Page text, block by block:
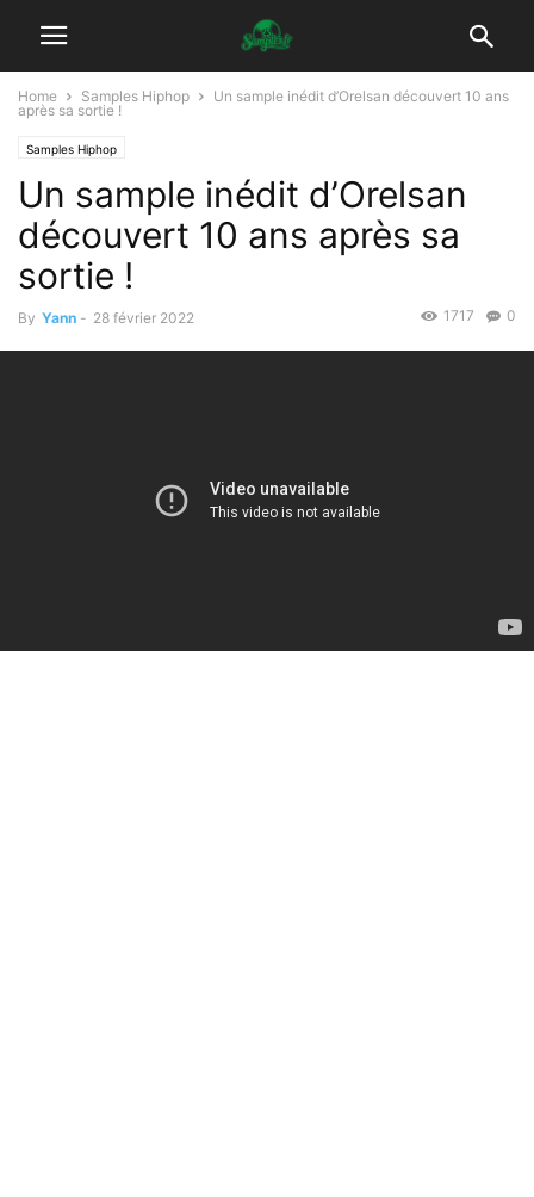
Home Samples Hiphop
Un sample inédit d’Orelsan découvert 10 ans
après sa sortie !
Samples Hiphop
Un sample inédit d’Orelsan
découvert 10 ans après sa
sortie !
By Yann - 28 février 2022 0
1717